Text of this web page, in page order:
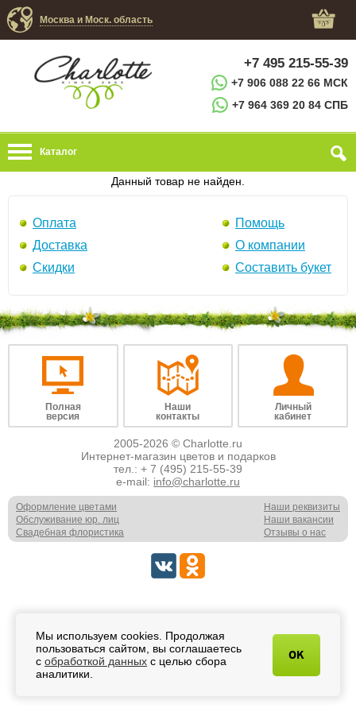
Москва и Моск. область
+7 495 215-55-39
+7 906 088 22 66 МСК
+7 964 369 20 84 СПБ
Каталог
Данный товар не найден.
Оплата
Доставка
Скидки
Помощь
О компании
Составить букет
Полная
версия
Наши
контакты
Личный
кабинет
2005-2026 © Charlotte.ru
Интернет-магазин цветов и подарков
тел.: + 7 (495) 215-55-39
e-mail: info@charlotte.ru
Оформление цветами
Обслуживание юр. лиц
Свадебная флористика
Наши реквизиты
Наши вакансии
Отзывы о нас
Мы используем cookies. Продолжая
пользоваться сайтом, вы соглашаетесь
с обработкой данных с целью сбора
аналитики.
OK